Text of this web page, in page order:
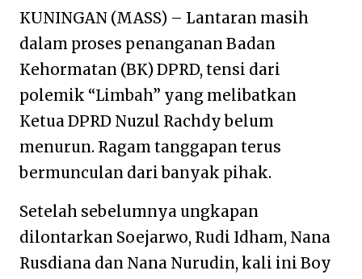
KUNINGAN (MASS) – Lantaran masih
dalam proses penanganan Badan
Kehormatan (BK) DPRD, tensi dari
polemik “Limbah” yang melibatkan
Ketua DPRD Nuzul Rachdy belum
menurun. Ragam tanggapan terus
bermunculan dari banyak pihak.
Setelah sebelumnya ungkapan
dilontarkan Soejarwo, Rudi Idham, Nana
Rusdiana dan Nana Nurudin, kali ini Boy